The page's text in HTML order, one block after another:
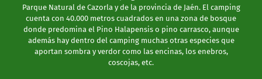
además hay dentro del camping muchas otras especies que
aportan sombra y verdor como las encinas, los enebros,
coscojas, etc.
Parque Natural de Cazorla y de la provincia de Jaén. El camping
cuenta con 40.000 metros cuadrados en una zona de bosque
donde predomina el Pino Halapensis o pino carrasco, aunque
además hay dentro del camping muchas otras especies que
aportan sombra y verdor como las encinas, los enebros,
coscojas, etc.